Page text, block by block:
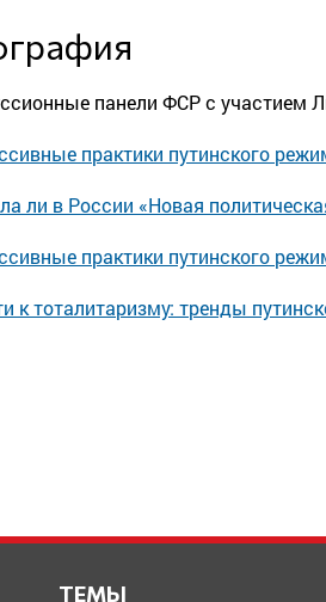
панели ФСР с участием
практики путинского
ли в России «Новая
практики путинского
к тоталитаризму: тренды
ТЕМЫ